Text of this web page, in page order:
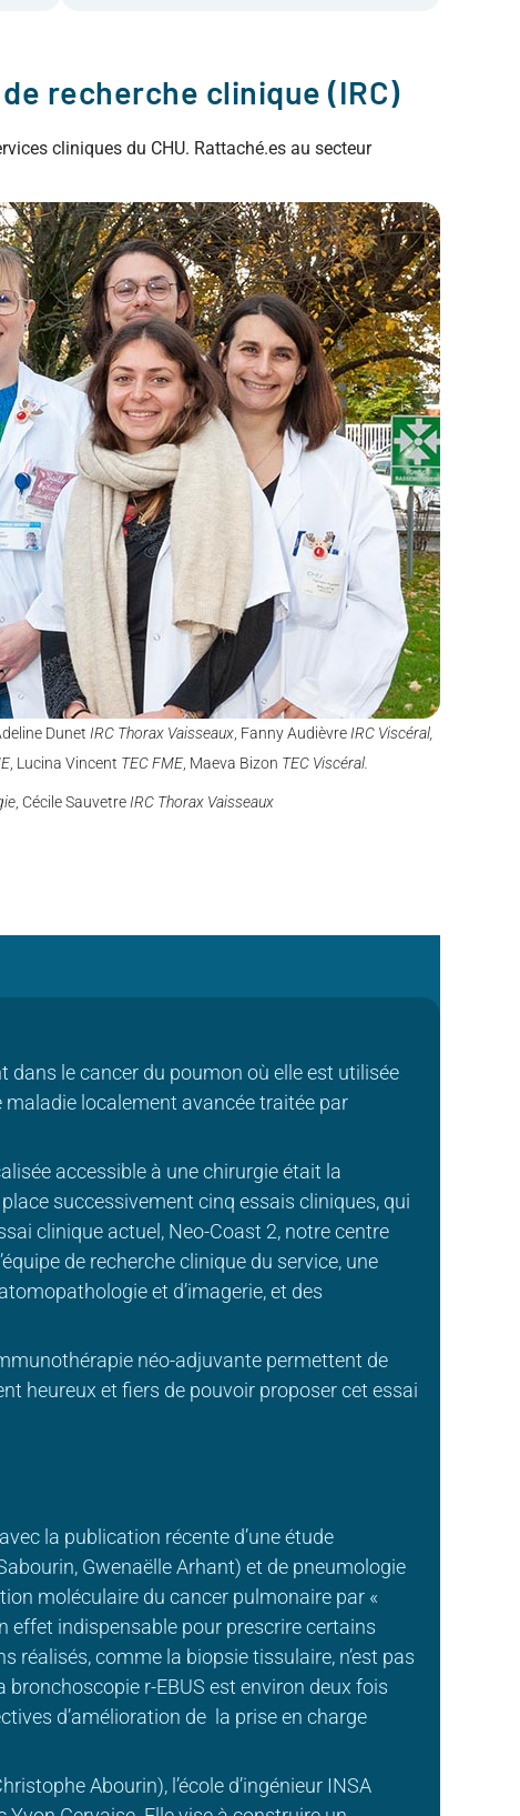
recherche clinique (IRC)
cliniques du CHU. Rattaché.es au secteur
Dunet IRC Thorax Vaisseaux, Fanny AudièvreIRC Viscéral,
, Lucina Vincent TEC FME, Maeva Bizon TEC Viscéral.
, Cécile SauvetreIRC Thorax Vaisseaux
dans le cancer du poumon où elle est utilisée
localement avancée traitée par
accessible à une chirurgie était la
successivement cinq essais cliniques, qui
clinique actuel, Neo-Coast 2, notre centre
de recherche clinique du service, une
et d’imagerie, et des
néo-adjuvante permettent de
heureux et fiers de pouvoir proposer cet essai
la publication récente d’une étude
Gwenaëlle Arhant) et de pneumologie
moléculaire du cancer pulmonaire par «
effet indispensable pour prescrire certains
comme la biopsie tissulaire, n’est pas
r-EBUS est environ deux fois
d’amélioration de la prise en charge
Abourin), l’école d’ingénieur INSA